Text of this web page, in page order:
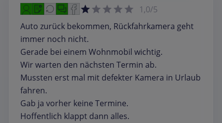
1,0/5
Auto zurück bekommen, Rückfahrkamera geht
immer noch nicht.
Gerade bei einem Wohnmobil wichtig.
Wir warten den nächsten Termin ab.
Mussten erst mal mit defekter Kamera in Urlaub
fahren.
Gab ja vorher keine Termine.
Hoffentlich klappt dann alles.